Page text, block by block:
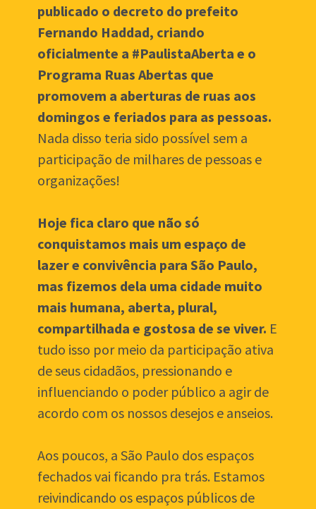
publicado o decreto do prefeito
Fernando Haddad, criando
oficialmente a #PaulistaAberta e o
Programa Ruas Abertas que
promovem a aberturas de ruas aos
Nada disso teria sido possível sem a
participação de milhares de pessoas e
organizações!
Hoje fica claro que não só
conquistamos mais um espaço de
lazer e convivência para São Paulo,
mas fizemos dela uma cidade muito
mais humana, aberta, plural,
compartilhada e gostosa de se viver. E
tudo isso por meio da participação ativa
de seus cidadãos, pressionando e
influenciando o poder público a agir de
acordo com os nossos desejos e anseios.
Aos poucos, a São Paulo dos espaços
fechados vai ficando pra trás. Estamos
reivindicando os espaços públicos de